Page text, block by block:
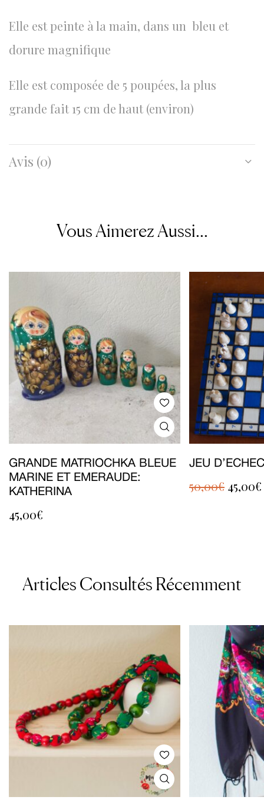
Elle est peinte à la main, dans un bleu et
dorure magnifique
Elle est composée de 5 poupées, la plus
grande fait 15 cm de haut (environ)
Avis (0)
Vous Aimerez Aussi...
GRANDE MATRIOCHKA BLEUE
MARINE ET EMERAUDE:
KATHERINA
45,00€
JEU
50,00€ 45,00€
Articles Consultés Récemment